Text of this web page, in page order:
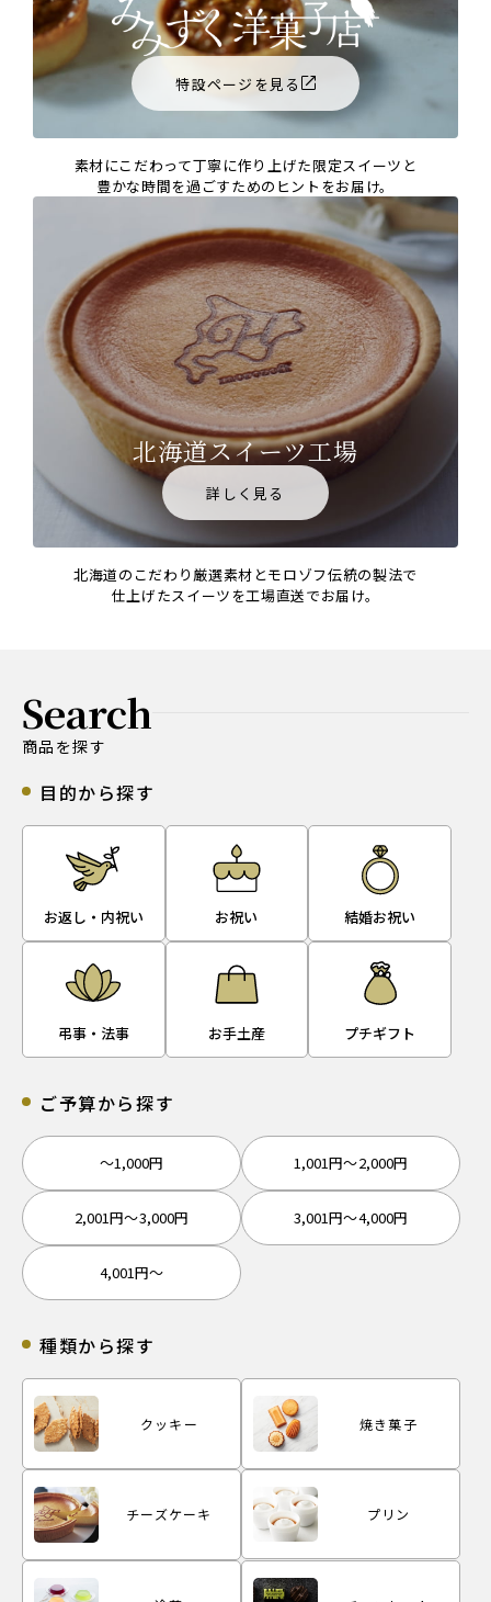
特設ページを見る
素材にこだわって丁寧に作り上げた限定スイーツと
豊かな時間を過ごすためのヒントをお届け。
北海道スイーツ工場
詳しく見る
北海道のこだわり厳選素材とモロゾフ伝統の製法で
仕上げたスイーツを工場直送でお届け。
Search
商品を探す
目的から探す
お返し・内祝い お祝い 結婚お祝い
弔事・法事 お手土産 プチギフト
ご予算から探す
〜1,000円 1,001円〜2,000円
2,001円〜3,000円 3,001円〜4,000円
4,001円〜
種類から探す
クッキー 焼き菓子
チーズケーキ プリン